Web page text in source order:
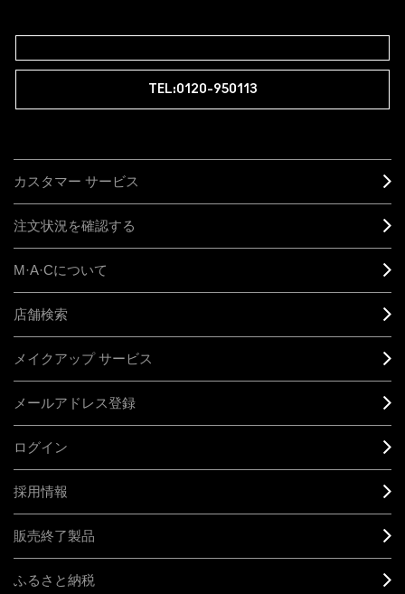
TEL:0120-950113
カスタマー サービス
注文状況を確認する
M·A·Cについて
店舗検索
メイクアップ サービス
メールアドレス登録
ログイン
採用情報
販売終了製品
ふるさと納税